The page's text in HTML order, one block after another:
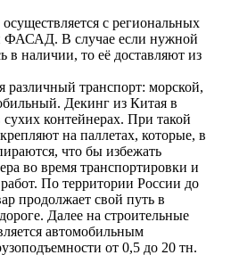
с региональных
ФАСАД. В случае если нужной
в наличии, то её доставляют из
различный транспорт: морской,
Декинг из Китая в
контейнерах. При такой
на паллетах, которые, в
что бы избежать
во время транспортировки и
По территории России до
продолжает свой путь в
Далее на строительные
автомобильным
от 0,5 до 20 тн.